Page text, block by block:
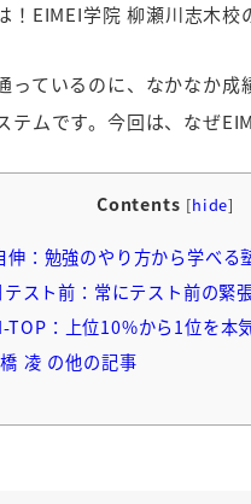
！EIMEI学院 柳瀬川志木校
っているのに、なかなか
テムです。今回は、なぜ
Contents [hide]
：勉強のやり方から学べる
スト前：常にテスト前の緊
：上位10%から1位を本
凌 の他の記事